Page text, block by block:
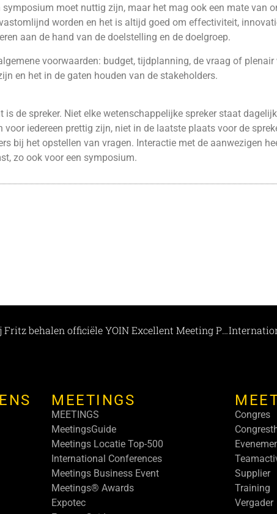
symposium moet nuttig zijn, maar het mag ook een mate van
worden en het is altijd goed om effectiviteit,
aan de hand van de doelstelling en de doelgroep.
voorwaarden: budget, tijdplanning, de vraag of
en het in de gaten houden van de stakeholders.
de spreker. Niet elke wetenschappelijke spreker staat
iedereen prettig zijn, niet in de laatste plaats voor de
bij het opstellen van vragen. Interactie met de aanwezigen
zo ook voor een symposium.
Congrescentrum B&I en Bij Fritz behalen officiële YOIN Excellent Meeting Places certificering
MEETINGS
MEETINGS
MeetingsGuide
Meetings Locatie Top-500
International Conferences
Meetings Business Event
Meetings® Awards
Expotec
Congres
Supplier
Training
Vergader